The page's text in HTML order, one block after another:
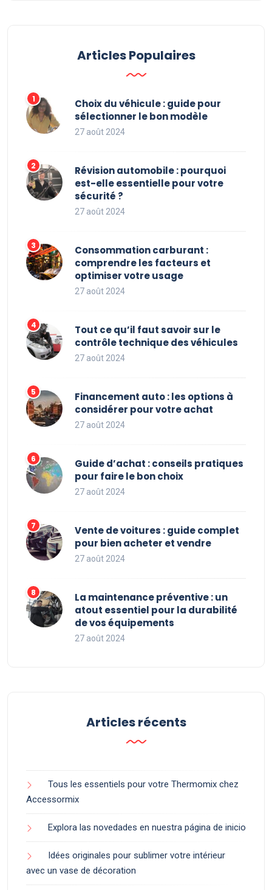
Articles Populaires
Choix du véhicule : guide pour
sélectionner le bon modèle
27 août 2024
Révision automobile : pourquoi
est-elle essentielle pour votre
sécurité ?
27 août 2024
Consommation carburant :
comprendre les facteurs et
optimiser votre usage
27 août 2024
Tout ce qu’il faut savoir sur le
contrôle technique des véhicules
27 août 2024
Financement auto : les options à
considérer pour votre achat
27 août 2024
Guide d’achat : conseils pratiques
pour faire le bon choix
27 août 2024
Vente de voitures : guide complet
pour bien acheter et vendre
27 août 2024
La maintenance préventive : un
atout essentiel pour la durabilité
de vos équipements
27 août 2024
Articles récents
Tous les essentiels pour votre Thermomix chez
Accessormix
Explora las novedades en nuestra página de inicio
Idées originales pour sublimer votre intérieur
avec un vase de décoration